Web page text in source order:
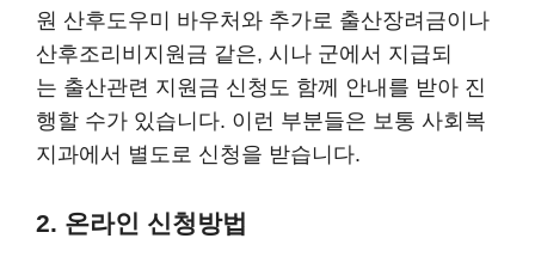
원 산후도우미 바우처와 추가로 출산장려금이나
산후조리비지원금 같은, 시나 군에서 지급되
는 출산관련 지원금 신청도 함께 안내를 받아 진
행할 수가 있습니다. 이런 부분들은 보통 사회복
지과에서 별도로 신청을 받습니다.
2. 온라인 신청방법